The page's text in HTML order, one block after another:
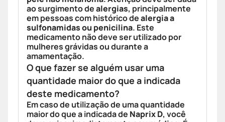
ao surgimento dealergias, principalmente
em pessoas com histórico dealergia a
sulfonamidas ou penicilina. Este
medicamento não deve ser utilizado por
mulheres grávidas ou durante a
amamentação.
O que fazer se alguém usar uma
quantidade maior do que a indicada
deste medicamento?
Em caso de utilização de uma quantidade
maior do que a indicada de Naprix D, você